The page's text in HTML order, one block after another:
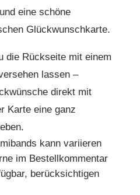
eine schöne
Glückwunschkarte.
die Rückseite mit einem
lassen –
direkt mit
Karte eine ganz
kann variieren
im Bestellkommentar
berücksichtigen